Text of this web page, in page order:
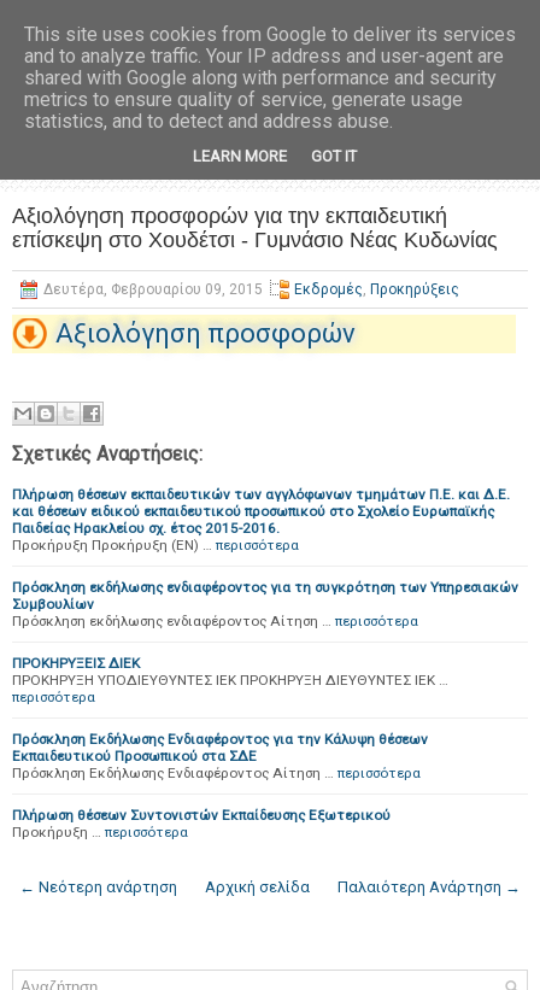
Αξιολόγηση προσφορών για την εκπαιδευτική
επίσκεψη στο Χουδέτσι - Γυμνάσιο Νέας Κυδωνίας
Δευτέρα, Φεβρουαρίου 09, 2015 Εκδρομές, Προκηρύξεις
Αξιολόγηση προσφορών
Σχετικές Αναρτήσεις:
Πλήρωση θέσεων εκπαιδευτικών των αγγλόφωνων τμημάτων Π.Ε. και Δ.Ε.
και θέσεων ειδικού εκπαιδευτικού προσωπικού στο Σχολείο Ευρωπαϊκής
Παιδείας Ηρακλείου σχ. έτος 2015-2016.
Προκήρυξη Προκήρυξη (EN) … περισσότερα
Πρόσκληση εκδήλωσης ενδιαφέροντος για τη συγκρότηση των Υπηρεσιακών
Συμβουλίων
Πρόσκληση εκδήλωσης ενδιαφέροντος Αίτηση … περισσότερα
ΠΡΟΚΗΡΥΞΕΙΣ ΔΙΕΚ
ΠΡΟΚΗΡΥΞΗ ΥΠΟΔΙΕΥΘΥΝΤΕΣ ΙΕΚ ΠΡΟΚΗΡΥΞΗ ΔΙΕΥΘΥΝΤΕΣ ΙΕΚ …
περισσότερα
Πρόσκληση Εκδήλωσης Ενδιαφέροντος για την Κάλυψη θέσεων
Εκπαιδευτικού Προσωπικού στα ΣΔΕ
Πρόσκληση Εκδήλωσης Ενδιαφέροντος Αίτηση … περισσότερα
Πλήρωση θέσεων Συντονιστών Εκπαίδευσης Εξωτερικού
Προκήρυξη … περισσότερα
← Νεότερη ανάρτηση Παλαιότερη Ανάρτηση →
Αρχική σελίδα
This site uses cookies from Google to deliver its services
and to analyze traffic. Your IP address and user-agent are
shared with Google along with performance and security
metrics to ensure quality of service, generate usage
statistics, and to detect and address abuse.
LEARN MORE GOT IT